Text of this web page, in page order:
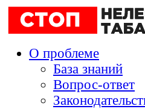
О проблеме
База знаний
Вопрос-ответ